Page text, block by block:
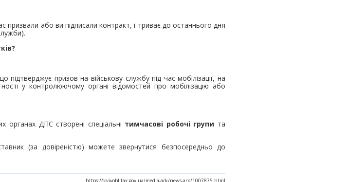
призвали або ви підписали контракт, і триває до останнього дня
підтверджує призов на військову службу під час мобілізації, на
у контролюючому органі відомостей про мобілізацію або
органах ДПС створені спеціальні тимчасові робочі групи та
(за довіреністю) можете звернутися безпосередньо до
https://kyivobl.tax.gov.ua/media-ark/news-ark/1007875.html